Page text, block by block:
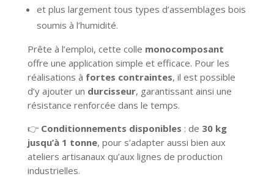
et plus largement tous types d’assemblages bois
soumis à l’humidité.
Prête à l’emploi, cette colle monocomposant
offre une application simple et efficace. Pour les
réalisations à fortes contraintes, il est possible
d’y ajouter un durcisseur, garantissant ainsi une
résistance renforcée dans le temps.
👉 Conditionnements disponibles : de 30 kg
jusqu’à 1 tonne, pour s’adapter aussi bien aux
ateliers artisanaux qu’aux lignes de production
industrielles.